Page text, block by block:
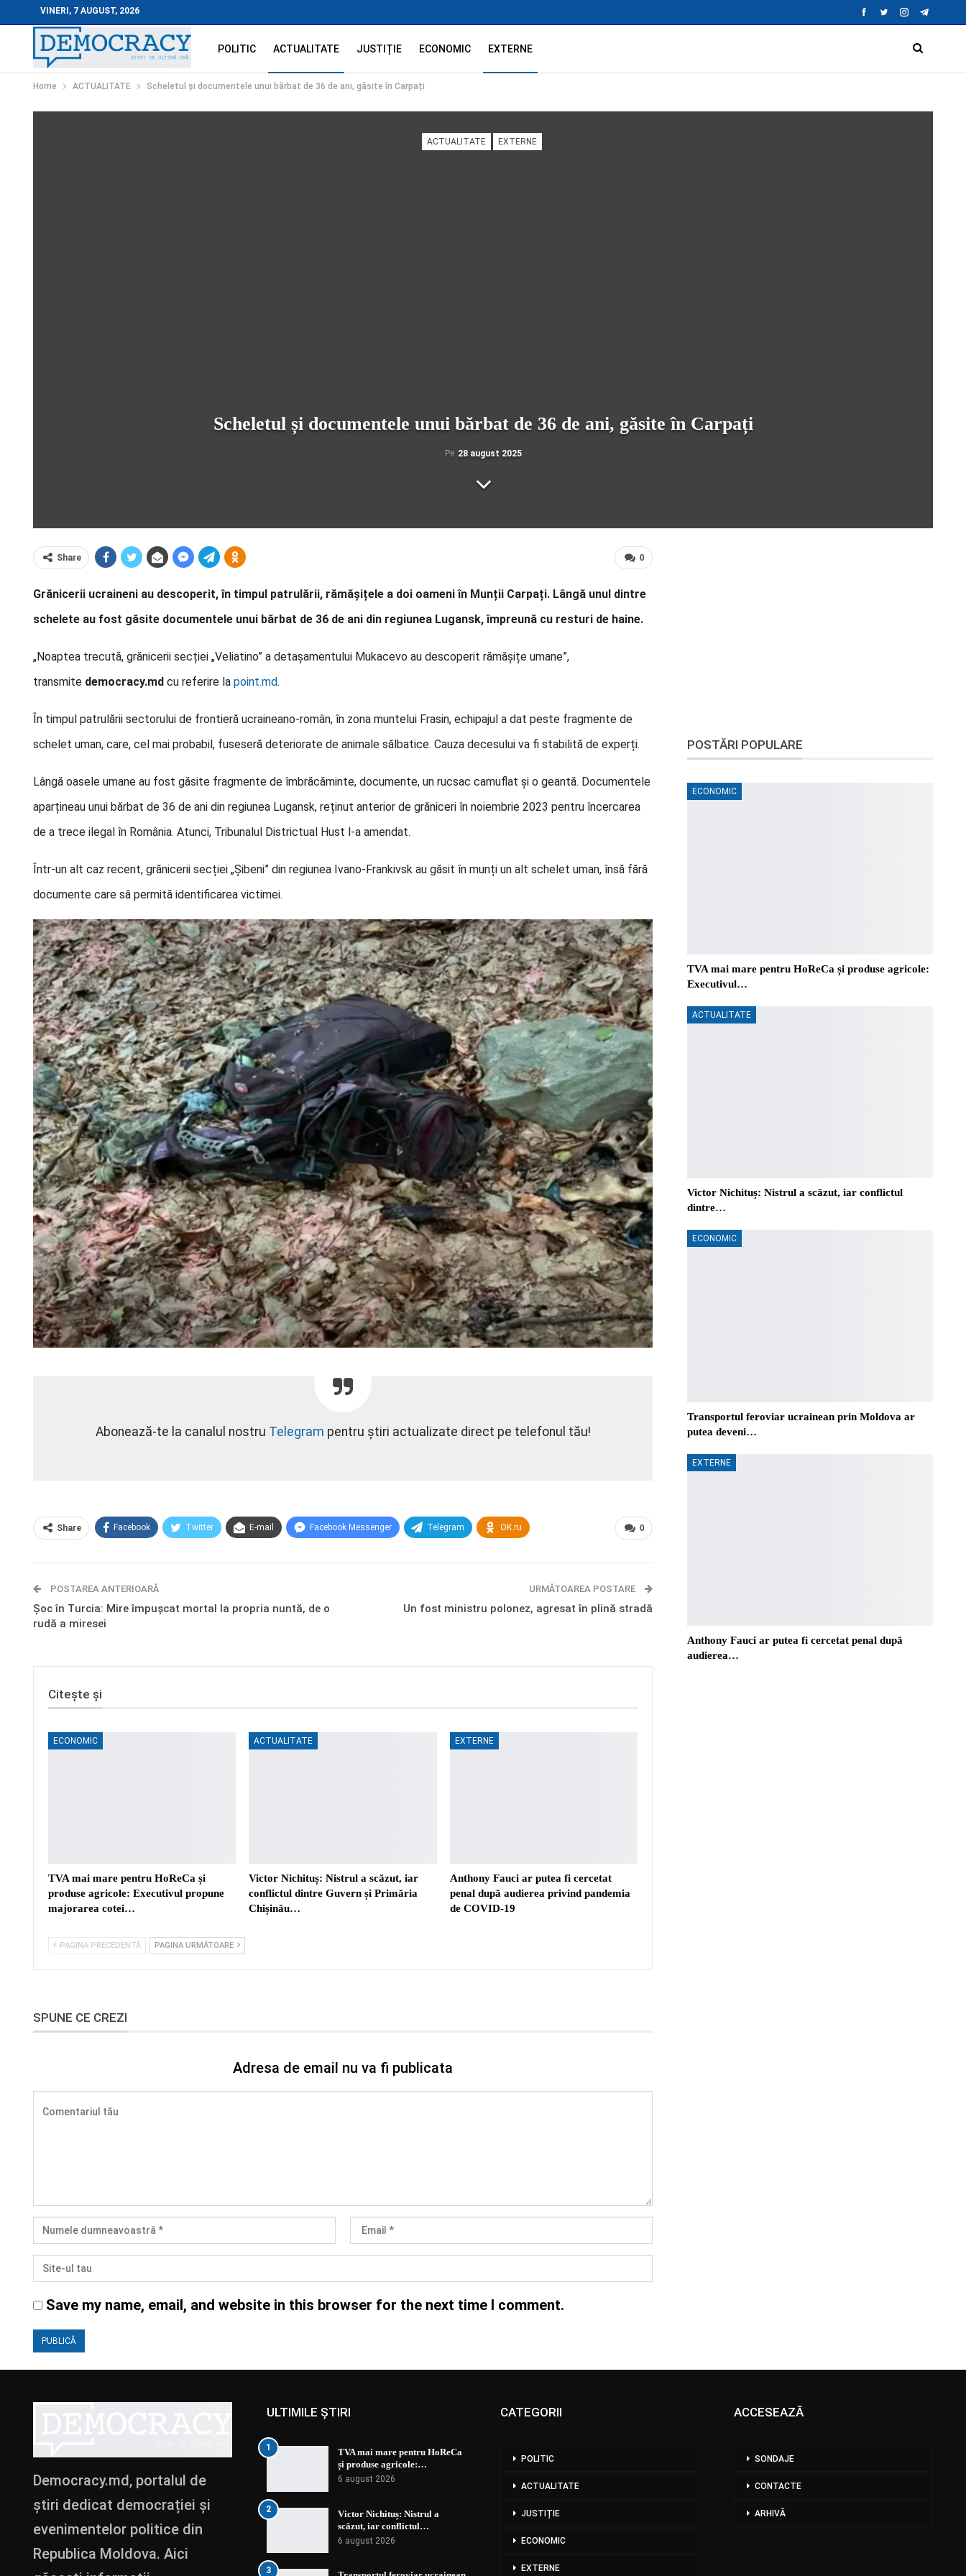
VINERI, 7 AUGUST, 2026
POLITIC ACTUALITATE JUSTIȚIE ECONOMIC EXTERNE
Home ACTUALITATE Scheletul și documentele unui bărbat de 36 de ani, găsite în Carpați
ACTUALITATE EXTERNE
Scheletul și documentele unui bărbat de 36 de ani, găsite în Carpați
Pe 28 august 2025
0
Share
Grănicerii ucraineni au descoperit, în timpul patrulării, rămășițele a doi oameni în Munții Carpați. Lângă unul dintre
schelete au fost găsite documentele unui bărbat de 36 de ani din regiunea Lugansk, împreună cu resturi de haine.
„Noaptea trecută, grănicerii secției „Veliatino” a detașamentului Mukacevo au descoperit rămășițe umane”,
transmite democracy.md cu referire la point.md.
În timpul patrulării sectorului de frontieră ucraineano-român, în zona muntelui Frasin, echipajul a dat peste fragmente de
schelet uman, care, cel mai probabil, fuseseră deteriorate de animale sălbatice. Cauza decesului va fi stabilită de experți.
Lângă oasele umane au fost găsite fragmente de îmbrăcăminte, documente, un rucsac camuflat și o geantă. Documentele
aparțineau unui bărbat de 36 de ani din regiunea Lugansk, reținut anterior de grăniceri în noiembrie 2023 pentru încercarea
de a trece ilegal în România. Atunci, Tribunalul Districtual Hust l-a amendat.
Într-un alt caz recent, grănicerii secției „Șibeni” din regiunea Ivano-Frankivsk au găsit în munți un alt schelet uman, însă fără
documente care să permită identificarea victimei.
Abonează-te la canalul nostru Telegram pentru știri actualizate direct pe telefonul tău!
0
Share Facebook Twitter E-mail Facebook Messenger Telegram OK.ru
POSTAREA ANTERIOARĂ
Șoc în Turcia: Mire împușcat mortal la propria nuntă, de o
rudă a miresei
URMĂTOAREA POSTARE
Un fost ministru polonez, agresat în plină stradă
Citește și
ECONOMIC
TVA mai mare pentru HoReCa și
produse agricole: Executivul propune
majorarea cotei…
ACTUALITATE
Victor Nichituș: Nistrul a scăzut, iar
conflictul dintre Guvern și Primăria
Chișinău…
EXTERNE
Anthony Fauci ar putea fi cercetat
penal după audierea privind pandemia
de COVID-19
PAGINA PRECEDENTĂ PAGINA URMĂTOARE
SPUNE CE CREZI
Adresa de email nu va fi publicata
Save my name, email, and website in this browser for the next time I comment.
POSTĂRI POPULARE
ECONOMIC
TVA mai mare pentru HoReCa și produse agricole:
Executivul…
ACTUALITATE
Victor Nichituș: Nistrul a scăzut, iar conflictul
dintre…
ECONOMIC
Transportul feroviar ucrainean prin Moldova ar
putea deveni…
EXTERNE
Anthony Fauci ar putea fi cercetat penal după
audierea…
Democracy.md, portalul de
știri dedicat democrației și
evenimentelor politice din
Republica Moldova. Aici
ULTIMILE ȘTIRI
1
TVA mai mare pentru HoReCa
și produse agricole:…
6 august 2026
2
Victor Nichituș: Nistrul a
scăzut, iar conflictul…
6 august 2026
3
CATEGORII
POLITIC
ACTUALITATE
JUSTIȚIE
ECONOMIC
EXTERNE
ACCESEAZĂ
SONDAJE
CONTACTE
ARHIVĂ